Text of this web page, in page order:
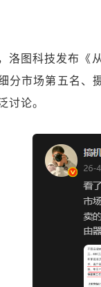
洛图科技发布《
分市场第五名
讨论。